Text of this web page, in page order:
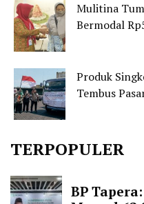
Mulitina
Bermodal
Produk
Tembus
TERPOPULER